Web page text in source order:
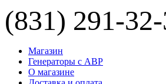
(831) 291-
Магазин
Генераторы с АВР
О магазине